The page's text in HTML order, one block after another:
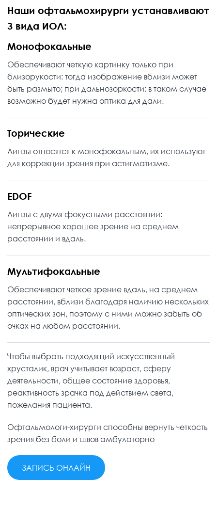
Наши офтальмохирурги устанавливают
3 вида ИОЛ:
Монофокальные
Обеспечивают четкую картинку только при
близорукости: тогда изображение вблизи может
быть размыто; при дальнозоркости: в таком случае
возможно будет нужна оптика для дали.
Торические
Линзы относятся к монофокальным, их используют
для коррекции зрения при астигматизме.
EDOF
Линзы с двумя фокусными расстоянии:
непрерывное хорошее зрение на среднем
расстоянии и вдаль.
Мультифокальные
Обеспечивают четкое зрение вдаль, на среднем
расстоянии, вблизи благодаря наличию нескольких
оптических зон, поэтому с ними можно забыть об
очках на любом расстоянии.
Чтобы выбрать подходящий искусственный
хрусталик, врач учитывает возраст, сферу
деятельности, общее состояние здоровья,
реактивность зрачка под действием света,
пожелания пациента.
Офтальмологи-хирурги способны вернуть четкость
зрения без боли и швов амбулаторно
ЗАПИСЬ ОНЛАЙН